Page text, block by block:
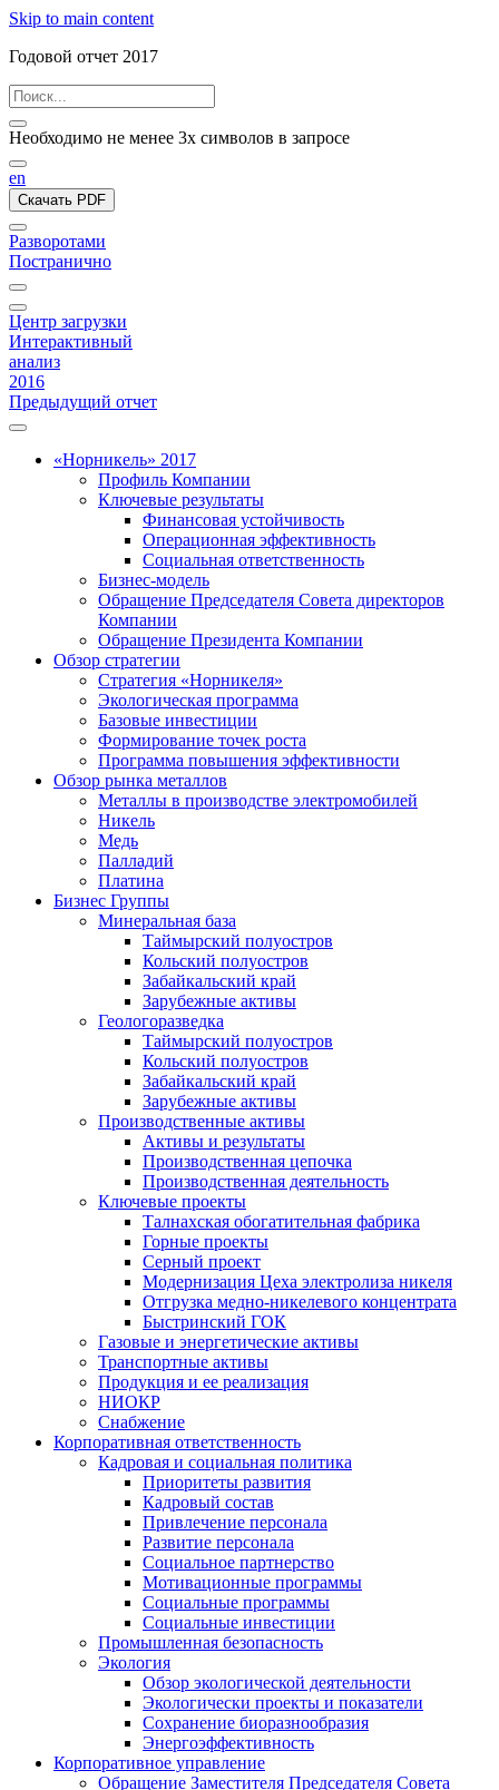
Skip to main content
Годовой отчет 2017
Необходимо не менее 3х символов в запросе
en
Скачать PDF
Разворотами
Постранично
Центр загрузки
Интерактивный
анализ
2016
Предыдущий отчет
«Норникель» 2017
Профиль Компании
Ключевые результаты
Финансовая устойчивость
Операционная эффективность
Социальная ответственность
Бизнес-модель
Обращение Председателя Совета директоров
Компании
Обращение Президента Компании
Обзор стратегии
Стратегия «Норникеля»
Экологическая программа
Базовые инвестиции
Формирование точек роста
Программа повышения эффективности
Обзор рынка металлов
Металлы в производстве электромобилей
Никель
Медь
Палладий
Платина
Бизнес Группы
Минеральная база
Таймырский полуостров
Кольский полуостров
Забайкальский край
Зарубежные активы
Геологоразведка
Таймырский полуостров
Кольский полуостров
Забайкальский край
Зарубежные активы
Производственные активы
Активы и результаты
Производственная цепочка
Производственная деятельность
Ключевые проекты
Талнахская обогатительная фабрика
Горные проекты
Серный проект
Модернизация Цеха электролиза никеля
Отгрузка медно-никелевого концентрата
Быстринский ГОК
Газовые и энергетические активы
Транспортные активы
Продукция и ее реализация
НИОКР
Снабжение
Корпоративная ответственность
Кадровая и социальная политика
Приоритеты развития
Кадровый состав
Привлечение персонала
Развитие персонала
Социальное партнерство
Мотивационные программы
Социальные программы
Социальные инвестиции
Промышленная безопасность
Экология
Обзор экологической деятельности
Экологически проекты и показатели
Сохранение биоразнообразия
Энергоэффективность
Корпоративное управление
Обращение Заместителя Председателя Совета